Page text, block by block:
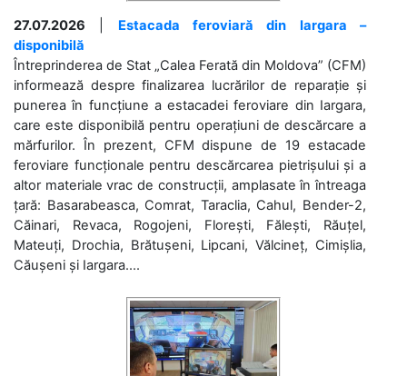
27.07.2026
Estacada feroviară din Iargara –
disponibilă
Întreprinderea de Stat „Calea Ferată din Moldova” (CFM)
informează despre finalizarea lucrărilor de reparație și
punerea în funcțiune a estacadei feroviare din Iargara,
care este disponibilă pentru operațiuni de descărcare a
mărfurilor. În prezent, CFM dispune de 19 estacade
feroviare funcționale pentru descărcarea pietrișului și a
altor materiale vrac de construcții, amplasate în întreaga
țară: Basarabeasca, Comrat, Taraclia, Cahul, Bender-2,
Căinari, Revaca, Rogojeni, Florești, Fălești, Răuțel,
Mateuți, Drochia, Brătușeni, Lipcani, Vălcineț, Cimișlia,
Căușeni și Iargara....